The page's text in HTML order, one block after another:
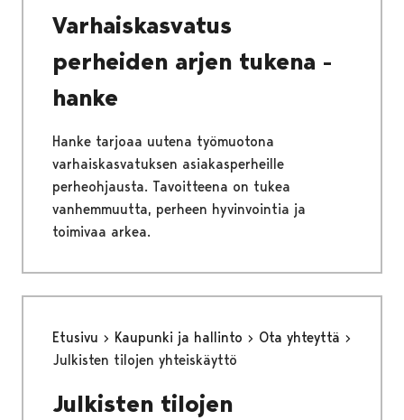
Varhaiskasvatus
perheiden arjen tukena -
hanke
Hanke tarjoaa uutena työmuotona
varhaiskasvatuksen asiakasperheille
perheohjausta. Tavoitteena on tukea
vanhemmuutta, perheen hyvinvointia ja
toimivaa arkea.
Etusivu Kaupunki ja hallinto
Ota yhteyttä
Julkisten tilojen yhteiskäyttö
Julkisten tilojen